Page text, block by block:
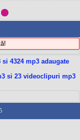
4324 mp3 adaugate
si 23 videoclipuri mp3